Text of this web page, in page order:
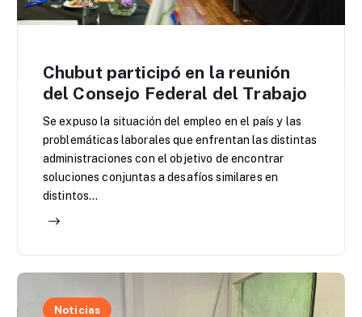
Chubut participó en la reunión
del Consejo Federal del Trabajo
Se expuso la situación del empleo en el país y las
problemáticas laborales que enfrentan las distintas
administraciones con el objetivo de encontrar
soluciones conjuntas a desafíos similares en
distintos…
Noticias